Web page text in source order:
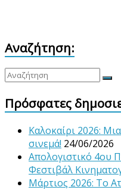
Αναζήτηση:
Πρόσφατες
Καλοκαίρι 2026:
σινεμά! 24/06/2026
Απολογιστικό 4ου
Φεστιβάλ
Μάρτιος 2026: Το